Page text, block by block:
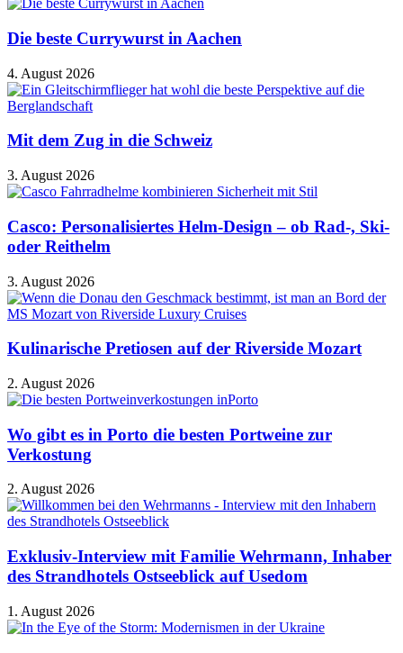
Die beste Currywurst in Aachen
4. August 2026
Mit dem Zug in die Schweiz
3. August 2026
Casco: Personalisiertes Helm-Design – ob Rad-, Ski-
oder Reithelm
3. August 2026
Kulinarische Pretiosen auf der Riverside Mozart
2. August 2026
Wo gibt es in Porto die besten Portweine zur
Verkostung
2. August 2026
Exklusiv-Interview mit Familie Wehrmann, Inhaber
des Strandhotels Ostseeblick auf Usedom
1. August 2026